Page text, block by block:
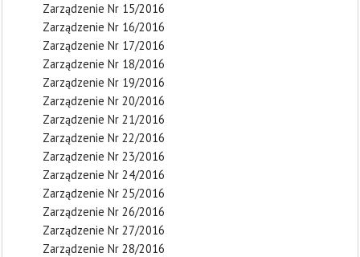
Zarządzenie Nr 15/2016
Zarządzenie Nr 16/2016
Zarządzenie Nr 17/2016
Zarządzenie Nr 18/2016
Zarządzenie Nr 19/2016
Zarządzenie Nr 20/2016
Zarządzenie Nr 21/2016
Zarządzenie Nr 22/2016
Zarządzenie Nr 23/2016
Zarządzenie Nr 24/2016
Zarządzenie Nr 25/2016
Zarządzenie Nr 26/2016
Zarządzenie Nr 27/2016
Zarządzenie Nr 28/2016